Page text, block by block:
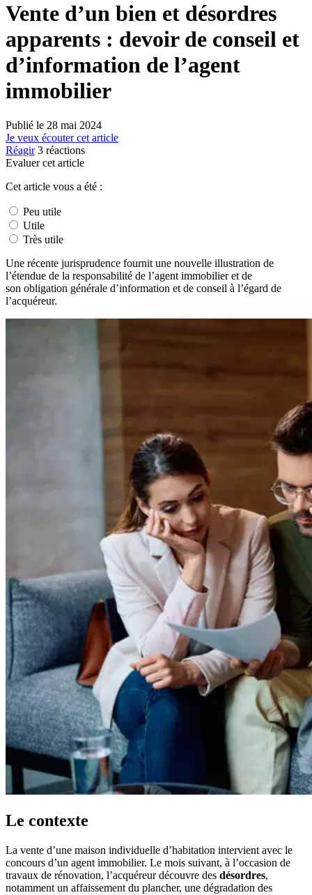
Vente d’un bien et désordres
apparents : devoir de conseil et
d’information de l’agent
immobilier
Publié le 28 mai 2024
Je veux écouter cet article
Réagir 3 réactions
Evaluer cet article
Cet article vous a été :
Peu utile
Utile
Très utile
Une récente jurisprudence fournit une nouvelle illustration de
l’étendue de la responsabilité de l’agent immobilier et de
son obligation générale d’information et de conseil à l’égard de
l’acquéreur.
Le contexte
La vente d’une maison individuelle d’habitation intervient avec le
concours d’un agent immobilier. Le mois suivant, à l’occasion de
travaux de rénovation, l’acquéreur découvre des désordres,
notamment un affaissement du plancher, une dégradation des